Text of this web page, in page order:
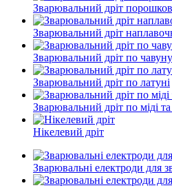
Зварювальний дріт
Зварювальний дріт
Зварювальний дріт по чавуну
Зварювальний дріт по латуні
Зварювальний дріт по міді
Нікелевий дріт
Зварювальні електроди для